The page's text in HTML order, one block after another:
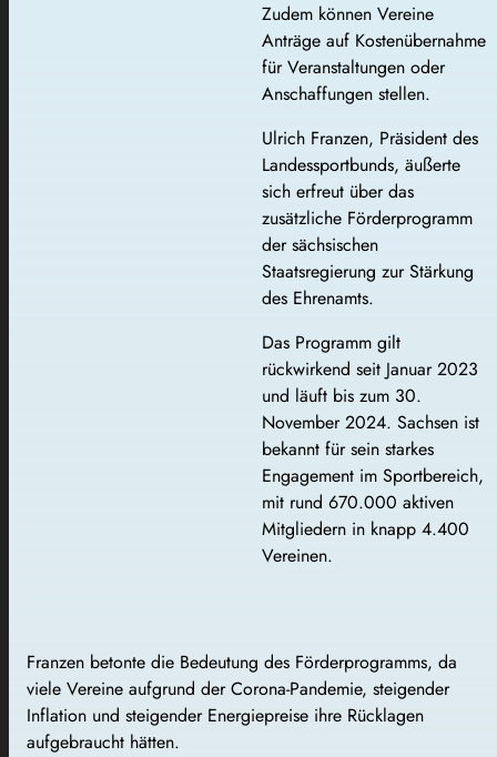
Zudem können Vereine
Anträge auf Kostenübernahme
für Veranstaltungen oder
Anschaffungen stellen.
Ulrich Franzen, Präsident des
Landessportbunds, äußerte
sich erfreut über das
zusätzliche Förderprogramm
der sächsischen
Staatsregierung zur Stärkung
des Ehrenamts.
Das Programm gilt
rückwirkend seit Januar 2023
und läuft bis zum 30.
November 2024. Sachsen ist
bekannt für sein starkes
Engagement im Sportbereich,
mit rund 670.000 aktiven
Mitgliedern in knapp 4.400
Vereinen.
Franzen betonte die Bedeutung des Förderprogramms, da
viele Vereine aufgrund der Corona-Pandemie, steigender
Inflation und steigender Energiepreise ihre Rücklagen
aufgebraucht hätten.